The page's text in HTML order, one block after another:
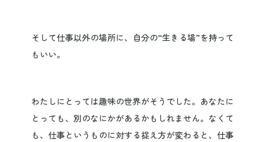
そして仕事以外の場所に、自分の“生きる場”を持って
もいい。
わたしにとっては趣味の世界がそうでした。あなたに
とっても、別のなにかがあるかもしれません。なくて
も、仕事というものに対する捉え方が変わると、仕事